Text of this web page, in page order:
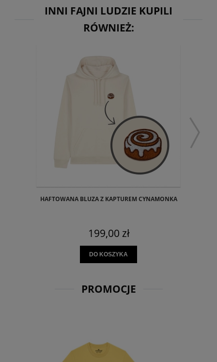
INNI FAJNI LUDZIE KUPILI
RÓWNIEŻ:
HAFTOWANA BLUZA Z KAPTUREM CYNAMONKA
199,00 zł
DO KOSZYKA
PROMOCJE